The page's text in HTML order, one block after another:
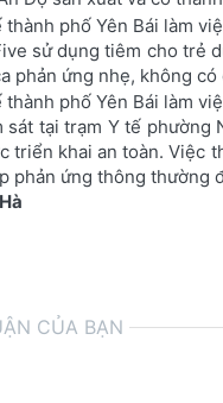
sử dụng tiêm cho trẻ
phản ứng nhẹ, không
sát tại trạm Y tế phường
triển khai an toàn. Việc
phản ứng thông thường
CỦA BẠN